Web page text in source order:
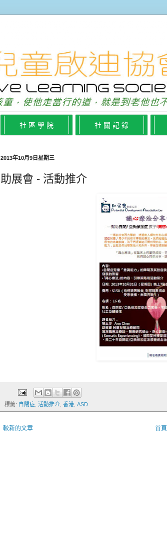
社 區 學 院 社 關 記 錄
2013年10月9日星期三
助展會 - 活動推介
標籤: 自閉症 活動推介 香港 ASD
較新的文章 首頁